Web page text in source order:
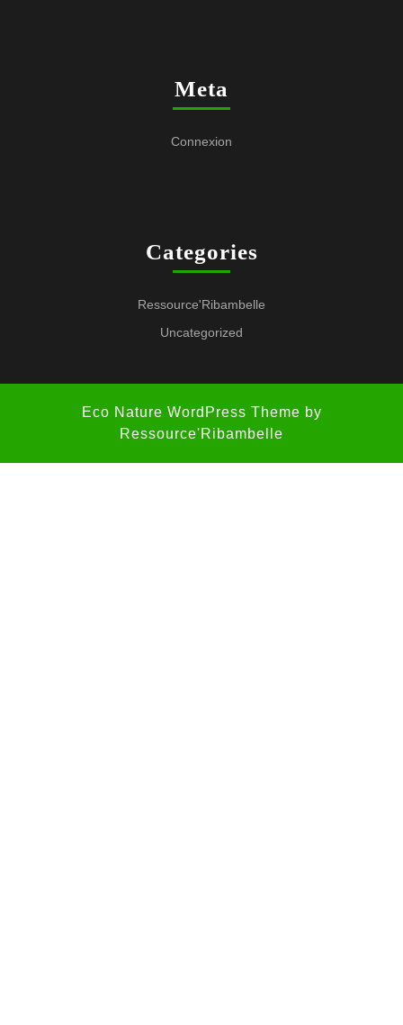
Meta
Connexion
Categories
Ressource'Ribambelle
Uncategorized
Eco Nature WordPress Theme by
Ressource'Ribambelle